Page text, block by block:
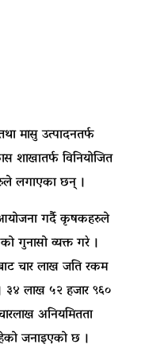
मासु उत्पादनतर्फ
शाखातर्फ विनियोजित
लगाएका छन् ।
आयोजना गर्दै कृषकहरुले
गुनासो व्यक्त गरे ।
चार लाख जति रकम
लाख ५२ हजार ९६०
अनियमितता
जनाइएको छ ।